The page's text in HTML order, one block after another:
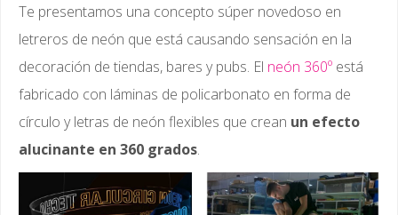
Te presentamos una concepto súper novedoso en
letreros de neón que está causando sensación en la
decoración de tiendas, bares y pubs. El neón 360º está
fabricado con láminas de policarbonato en forma de
círculo y letras de neón flexibles que crean un efecto
alucinante en 360 grados.